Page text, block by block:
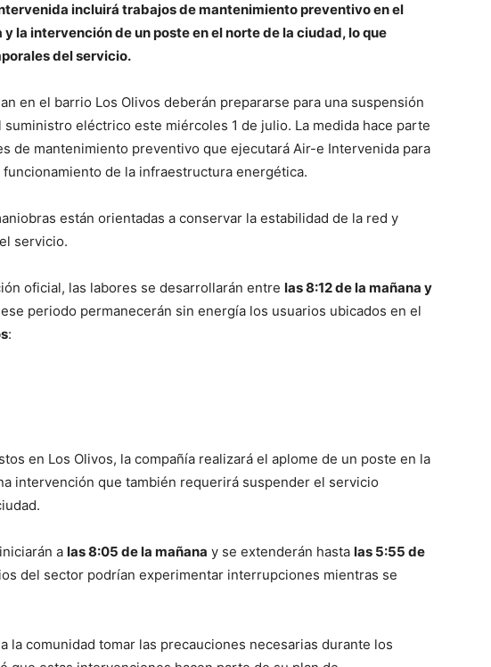
incluirá trabajos de mantenimiento preventivo en el
la intervención de un poste en el norte de la ciudad, lo que
del servicio.
en el barrio Los Olivos deberán prepararse para una suspensión
suministro eléctrico este miércoles 1 de julio. La medida hace parte
de mantenimiento preventivo que ejecutará Air-e Intervenida para
de la infraestructura energética.
están orientadas a conservar la estabilidad de la red y
servicio.
oficial, las labores se desarrollarán entre las 8:12 de la mañana y
periodo permanecerán sin energía los usuarios ubicados en el
:
en Los Olivos, la compañía realizará el aplome de un poste en la
intervención que también requerirá suspender el servicio
a las 8:05 de la mañana y se extenderán hasta las 5:55 de
del sector podrían experimentar interrupciones mientras se
la comunidad tomar las precauciones necesarias durante los